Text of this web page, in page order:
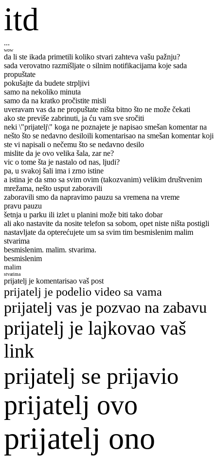
itd
...
wow
da li ste ikada primetili koliko stvari zahteva vašu pažnju?
sada verovatno razmišljate o silnim notifikacijama koje sada
propuštate
pokušajte da budete strpljivi
samo na nekoliko minuta
samo da na kratko pročistite misli
uveravam vas da ne propuštate ništa bitno što ne može čekati
ako ste previše zabrinuti, ja ću vam sve sročiti
neki \"prijatelj\" koga ne poznajete je napisao smešan komentar na
nešto što se nedavno desiloili komentarisao na smešan komentar koji
ste vi napisali o nečemu što se nedavno desilo
mislite da je ovo velika šala, zar ne?
vic o tome šta je nastalo od nas, ljudi?
pa, u svakoj šali ima i zrno istine
a istina je da smo sa svim ovim (takozvanim) velikim društvenim
mrežama, nešto usput zaboravili
zaboravili smo da napravimo pauzu sa vremena na vreme
pravu pauzu
šetnja u parku ili izlet u planini može biti tako dobar
ali ako nastavite da nosite telefon sa sobom, opet niste ništa postigli
nastavljate da opterećujete um sa svim tim besmislenim malim
stvarima
besmislenim. malim. stvarima.
besmislenim
malim
stvarima
prijatelj je komentarisao vaš post
prijatelj je podelio video sa vama
prijatelj vas je pozvao na zabavu
prijatelj je lajkovao vaš
link
prijatelj se prijavio
prijatelj ovo
prijatelj ono